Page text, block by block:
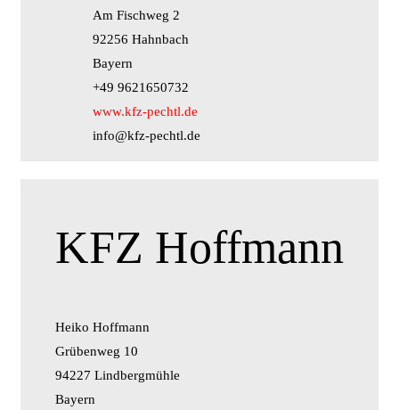
Am Fischweg 2
92256 Hahnbach
Bayern
+49 9621650732
www.kfz-pechtl.de
info@kfz-pechtl.de
KFZ Hoffmann
Heiko Hoffmann
Grübenweg 10
94227 Lindbergmühle
Bayern